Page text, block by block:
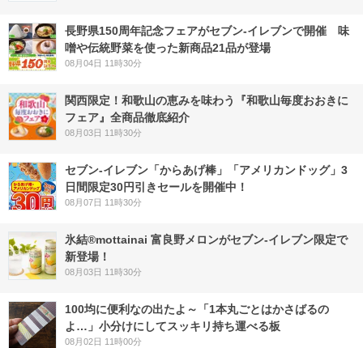
長野県150周年記念フェアがセブン-イレブンで開催 味
噌や伝統野菜を使った新商品21品が登場
08月04日 11時30分
関西限定！和歌山の恵みを味わう『和歌山毎度おおきに
フェア』全商品徹底紹介
08月03日 11時30分
セブン‐イレブン「からあげ棒」「アメリカンドッグ」3
日間限定30円引きセールを開催中！
08月07日 11時30分
氷結®mottainai 富良野メロンがセブン‐イレブン限定で
新登場！
08月03日 11時30分
100均に便利なの出たよ～「1本丸ごとはかさばるの
よ…」小分けにしてスッキリ持ち運べる板
08月02日 11時00分